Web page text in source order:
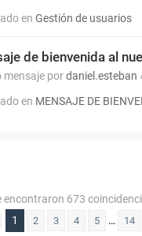
en Gestión de usuarios
de bienvenida al
mensaje pordaniel.esteban
en MENSAJE DE
encontraron 673
Página 1de 14
1 2 3 4 5 … 14